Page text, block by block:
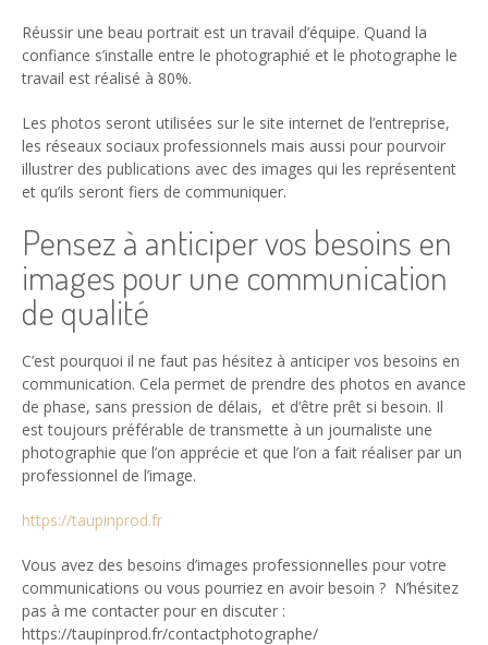
Réussir une beau portrait est un travail d’équipe. Quand la
confiance s’installe entre le photographié et le photographe le
travail est réalisé à 80%.
Les photos seront utilisées sur le site internet de l’entreprise,
les réseaux sociaux professionnels mais aussi pour pourvoir
illustrer des publications avec des images qui les représentent
et qu’ils seront fiers de communiquer.
Pensez à anticiper vos besoins en
images pour une communication
de qualité
C’est pourquoi il ne faut pas hésitez à anticiper vos besoins en
communication. Cela permet de prendre des photos en avance
de phase, sans pression de délais, et d’être prêt si besoin. Il
est toujours préférable de transmette à un journaliste une
photographie que l’on apprécie et que l’on a fait réaliser par un
professionnel de l’image.
https://taupinprod.fr
Vous avez des besoins d’images professionnelles pour votre
communications ou vous pourriez en avoir besoin ? N’hésitez
pas à me contacter pour en discuter :
https://taupinprod.fr/contactphotographe/